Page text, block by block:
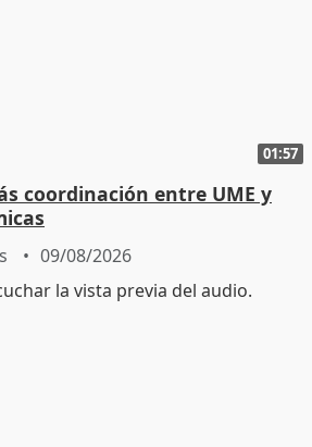
01:57
coordinación entre UME y
09/08/2026